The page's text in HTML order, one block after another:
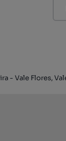
- Vale Flores,